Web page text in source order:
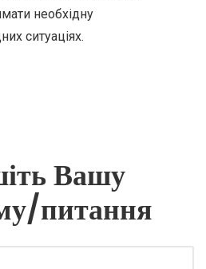
необхідну
ситуаціях.
Вашу
питання